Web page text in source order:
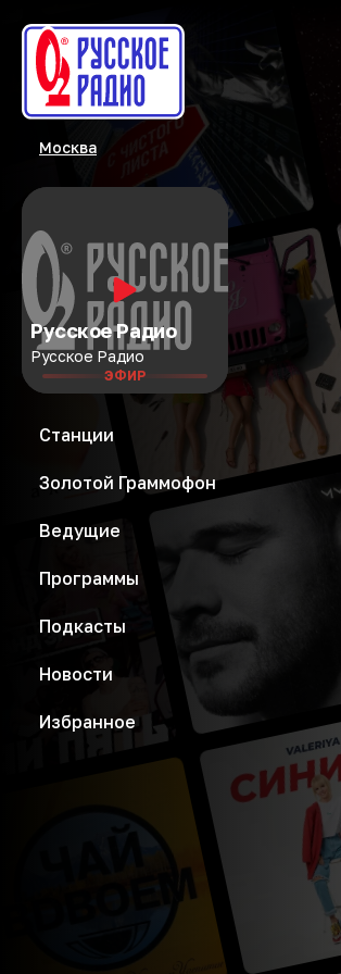
Москва
Русское Радио
Русское Радио
ЭФИР
Станции
Золотой Граммофон
Ведущие
Программы
Подкасты
Новости
Избранное